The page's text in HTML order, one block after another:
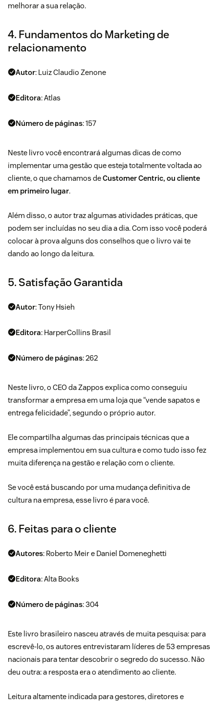
melhorar a sua relação.
4. Fundamentos do Marketing de
relacionamento
Autor: Luiz Claudio Zenone
Editora: Atlas
Número de páginas: 157
Neste livro você encontrará algumas dicas de como
implementar uma gestão que esteja totalmente voltada ao
cliente, o que chamamos deCustomer Centric, ou cliente
em primeiro lugar.
Além disso, o autor traz algumas atividades práticas, que
podem ser incluídas no seu dia a dia. Com isso você poderá
colocar à prova alguns dos conselhos que o livro vai te
dando ao longo da leitura.
5. Satisfação Garantida
Autor: Tony Hsieh
Editora: HarperCollins Brasil
Número de páginas: 262
Neste livro, o CEO da Zappos explica como conseguiu
transformar a empresa em uma loja que “vende sapatos e
entrega felicidade”, segundo o próprio autor.
Ele compartilha algumas das principais técnicas que a
empresa implementou em sua cultura e como tudo isso fez
muita diferença na gestão e relação com o cliente.
Se você está buscando por uma mudança definitiva de
cultura na empresa, esse livro é para você.
6. Feitas para o cliente
Autores: Roberto Meir e Daniel Domeneghetti
Editora: Alta Books
Número de páginas: 304
Este livro brasileiro nasceu através de muita pesquisa: para
escrevê-lo, os autores entrevistaram líderes de 53 empresas
nacionais para tentar descobrir o segredo do sucesso. Não
deu outra: a resposta era o atendimento ao cliente.
Leitura altamente indicada para gestores, diretores e